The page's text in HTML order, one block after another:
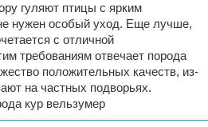
гуляют птицы с ярким
нужен особый уход. Еще лучше,
с отличной
требованиям отвечает порода
положительных качеств, из-
на частных подворьях.
кур вельзумер